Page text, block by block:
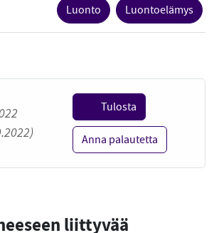
Luonto Luontoelämys
Tulosta
Anna palautetta
liittyvää